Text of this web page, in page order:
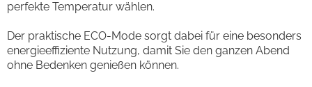
perfekte Temperatur wählen.
Der praktische ECO-Mode sorgt dabei für eine besonders
energieeffiziente Nutzung, damit Sie den ganzen Abend
ohne Bedenken genießen können.